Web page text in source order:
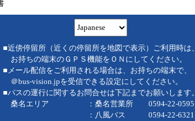
■近傍停留所（近くの停留所を地図で表示）ご利用時は、
お持ちの端末のＧＰＳ機能をＯＮにしてください。
■メール配信をご利用される場合は、お持ちの端末で、
＠bus-vision.jpを受信できる設定にしてください。
■バスの運行に関するお問合せは下記までお願いします。
桑名エリア ：桑名営業所 0594-22-0595
：八風バス 0594-22-6321